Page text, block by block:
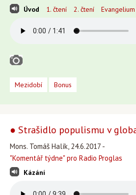
Úvod 1. čtení 2. čtení Evangelium
Mezidobí Bonus
● Strašidlo populismu v
Mons. Tomáš Halík, 24.6.2017 -
"Komentář týdne" pro Radio Proglas
Kázání